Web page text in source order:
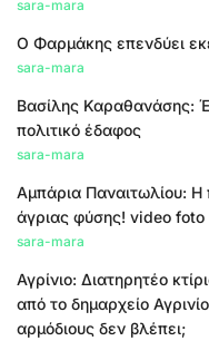
sara-mara
Ο Φαρμάκης επενδύει
sara-mara
Βασίλης Καραθανάσης:
πολιτικό έδαφος
sara-mara
Αμπάρια Παναιτωλίου: Η
άγριας φύσης! video foto
sara-mara
Αγρίνιο: Διατηρητέο
από το δημαρχείο
αρμόδιους δεν βλέπει;